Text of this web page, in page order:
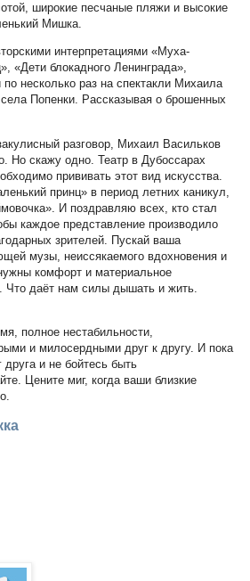
широкие песчаные пляжи и высокие
Мишка.
интерпретациями «Муха-
«Дети блокадного Ленинграда»,
несколько раз на спектакли Михаила
Попенки. Рассказывая о брошенных
разговор, Михаил Васильков
Но скажу одно. Театр в Дубоссарах
прививать этот вид искусства.
принц» в период летних каникул,
И поздравляю всех, кто стал
каждое представление производило
зрителей. Пускай ваша
музы, неиссякаемого вдохновения и
комфорт и материальное
Что даёт нам силы дышать и жить.
полное нестабильности,
и милосердными друг к другу. И пока
и не бойтесь быть
Цените миг, когда ваши близкие